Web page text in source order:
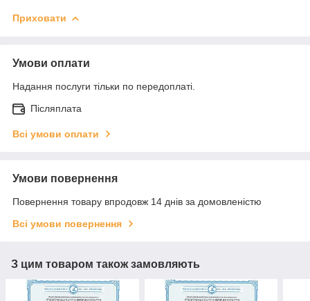
Приховати
Умови оплати
Надання послуги тільки по передоплаті.
Післяплата
Всі умови оплати
Умови повернення
Повернення товару впродовж 14 днів за домовленістю
Всі умови повернення
З цим товаром також замовляють